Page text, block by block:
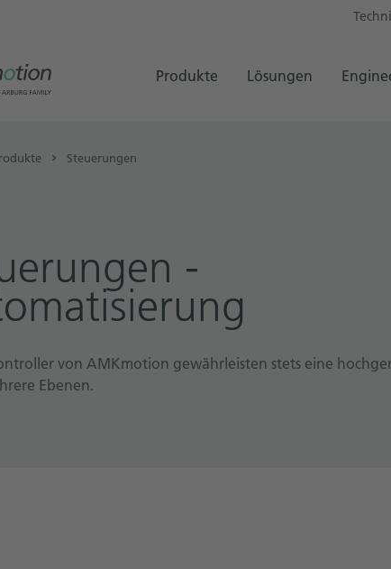
Produkte Lösungen
Steuerungen
-
von AMKmotion gewährleisten stets eine
Ebenen.